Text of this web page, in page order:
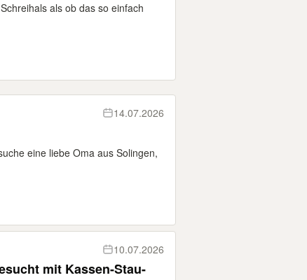
als ob das so einfach
14.07.2026
eine liebe Oma aus Solingen,
10.07.2026
mit Kassen-Stau-